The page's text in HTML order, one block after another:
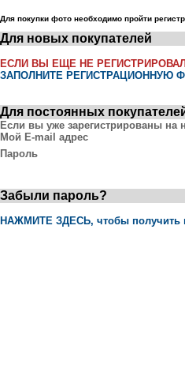
Для покупки фото необходимо пройти
Для новых покупателей
ЕСЛИ ВЫ ЕЩЕ НЕ
ЗАПОЛНИТЕ РЕГИСТРАЦИОННУЮ
Для постоянных
Если вы уже зарегистрированы на
Мой E-mail адрес
Пароль
Забыли пароль?
НАЖМИТЕ ЗДЕСЬ, чтобы получить